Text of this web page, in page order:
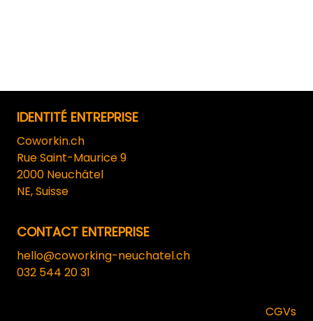
IDENTITÉ ENTREPRISE
Coworkin.ch
Rue Saint-Maurice 9
2000 Neuchâtel
NE, Suisse
CONTACT ENTREPRISE
hello@coworking-neuchatel.ch
032 544 20 31
CGVs